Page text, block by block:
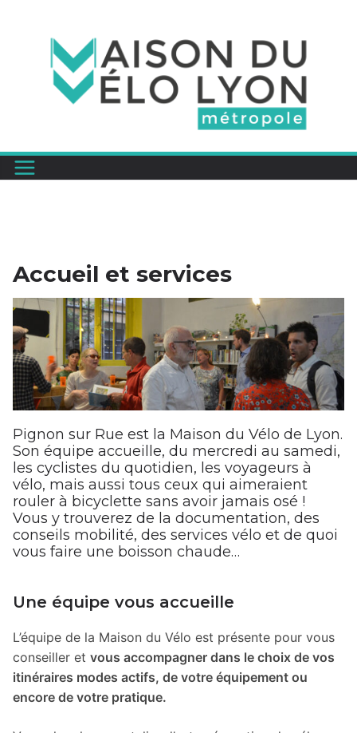
Accueil et services
Pignon sur Rue est la Maison du Vélo de Lyon.
Son équipe accueille, du mercredi au samedi,
les cyclistes du quotidien, les voyageurs à
vélo, mais aussi tous ceux qui aimeraient
rouler à bicyclette sans avoir jamais osé !
Vous y trouverez de la documentation, des
conseils mobilité, des services vélo et de quoi
vous faire une boisson chaude…
Une équipe vous accueille
L’équipe de la Maison du Vélo est présente pour vous
conseiller et vous accompagner dans le choix de vos
itinéraires modes actifs, de votre équipement ou
encore de votre pratique.